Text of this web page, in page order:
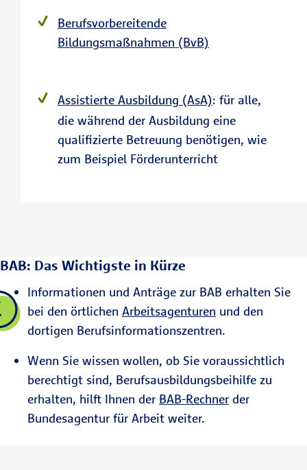
Berufsvorbereitende
Bildungsmaßnahmen (BvB)
Assistierte Ausbildung (AsA): für alle,
die während der Ausbildung eine
qualifizierte Betreuung benötigen, wie
zum Beispiel Förderunterricht
BAB: Das Wichtigste in Kürze
Informationen und Anträge zur BAB erhalten Sie
bei den örtlichen Arbeitsagenturen und den
dortigen Berufsinformationszentren.
Wenn Sie wissen wollen, ob Sie voraussichtlich
berechtigt sind, Berufsausbildungsbeihilfe zu
erhalten, hilft Ihnen der BAB-Rechner der
Bundesagentur für Arbeit weiter.